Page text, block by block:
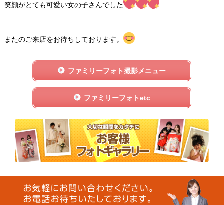
笑顔がとても可愛い女の子さんでした
またのご来店をお待ちしております。
ファミリーフォト撮影メニュー
ファミリーフォトetc